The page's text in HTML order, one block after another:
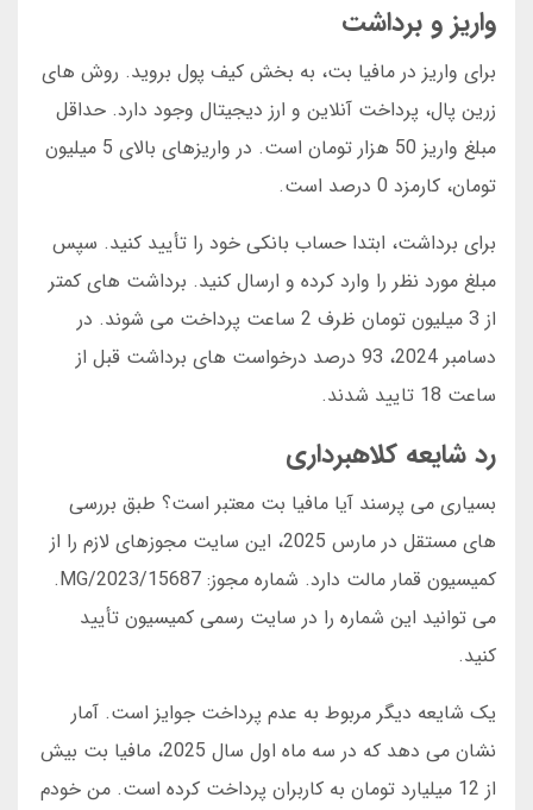
واریز و برداشت
برای واریز در مافیا بت، به بخش کیف پول بروید. روش های
زرین پال، پرداخت آنلاین و ارز دیجیتال وجود دارد. حداقل
مبلغ واریز 50 هزار تومان است. در واریزهای بالای 5 میلیون
تومان، کارمزد 0 درصد است.
برای برداشت، ابتدا حساب بانکی خود را تأیید کنید. سپس
مبلغ مورد نظر را وارد کرده و ارسال کنید. برداشت های کمتر
از 3 میلیون تومان ظرف 2 ساعت پرداخت می شوند. در
دسامبر 2024، 93 درصد درخواست های برداشت قبل از
ساعت 18 تایید شدند.
رد شایعه کلاهبرداری
بسیاری می پرسند آیا مافیا بت معتبر است؟ طبق بررسی
های مستقل در مارس 2025، این سایت مجوزهای لازم را از
کمیسیون قمار مالت دارد. شماره مجوز: MG/2023/15687.
می توانید این شماره را در سایت رسمی کمیسیون تأیید
کنید.
یک شایعه دیگر مربوط به عدم پرداخت جوایز است. آمار
نشان می دهد که در سه ماه اول سال 2025، مافیا بت بیش
از 12 میلیارد تومان به کاربران پرداخت کرده است. من خودم